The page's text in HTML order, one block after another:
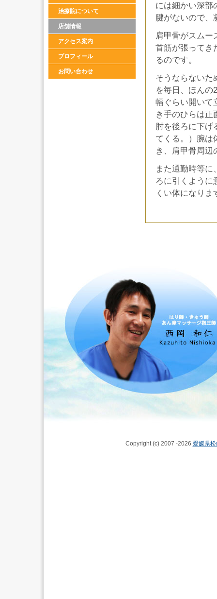
治療院について
店舗情報
アクセス案内
プロフィール
お問い合わせ
には細かい深部
腱がないので、
肩甲骨がスムー
首筋が張ってき
るのです。
そうならないた
を毎日、ほんの
幅ぐらい開いて
き手のひらは正
肘を後ろに下げ
てくる。）腕は
き、肩甲骨周辺
また通勤時等
ろに引くように
くい体になり
Copyright (c) 2007 -2026 愛媛県